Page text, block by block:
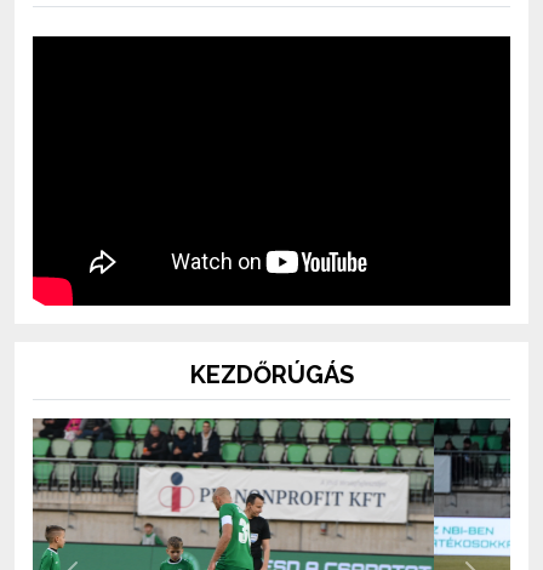
KEZDŐRÚGÁS
Previous Next